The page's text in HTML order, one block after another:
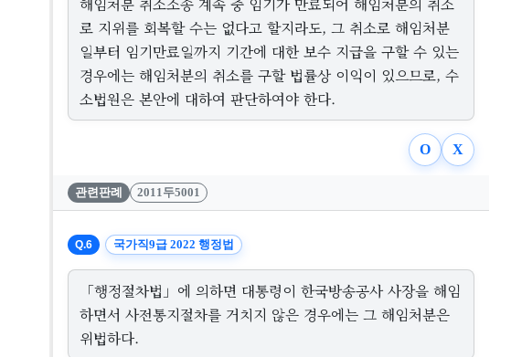
로 지위를 회복할 수는 없다고 할지라도, 그 취소로 해임처분
일부터 임기만료일까지 기간에 대한 보수 지급을 구할 수 있는
경우에는 해임처분의 취소를 구할 법률상 이익이 있으므로, 수
소법원은 본안에 대하여 판단하여야 한다.
O X
관련판례 2011두5001
Q.6 국가직9급 2022 행정법
「행정절차법」에 의하면 대통령이 한국방송공사 사장을 해임
하면서 사전통지절차를 거치지 않은 경우에는 그 해임처분은
위법하다.